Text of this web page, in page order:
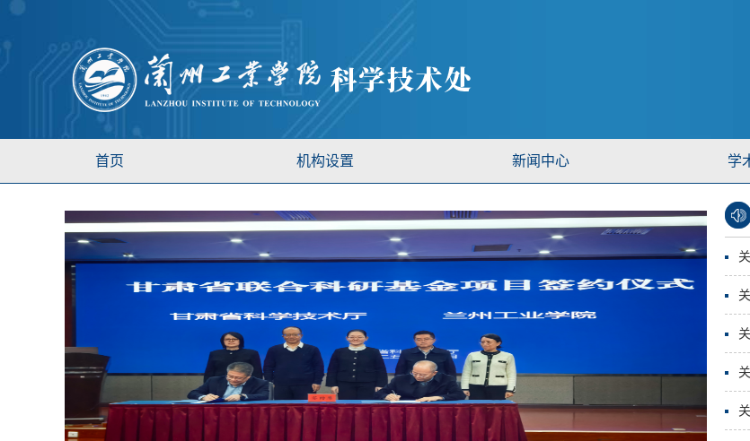
首页 机构设置 新闻中心 学